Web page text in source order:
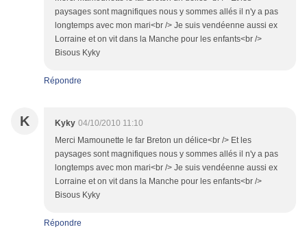
paysages sont magnifiques nous y sommes allés il n'y a pas
longtemps avec mon mari<br /> Je suis vendéenne aussi ex
Lorraine et on vit dans la Manche pour les enfants<br />
Bisous Kyky
Répondre
K Kyky 04/10/2010 11:10
Merci Mamounette le far Breton un délice<br /> Et les
paysages sont magnifiques nous y sommes allés il n'y a pas
longtemps avec mon mari<br /> Je suis vendéenne aussi ex
Lorraine et on vit dans la Manche pour les enfants<br />
Bisous Kyky
Répondre